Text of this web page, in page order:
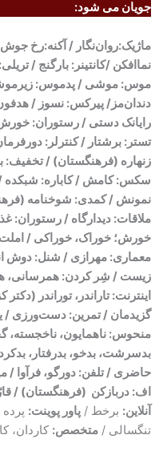
جویان می شود:
ماژیک:روان‌نگار / آکنه:رخ
نماافکن /کانتینر: بارگنج /تریلی:
موس: موشی /پدموس:
دندان‌مز/پیرکس: نسوز /
رایانک دستی /رستوران: خورش
تستر: برشتار /کنترلر:
زنهاره (فرهنگستان) /تخفیف:
سکس:کامش /کاباره: شبکده
نمونش /کمدی: شوخنامه
ملاقات: دیدارگاه /رستوران:
خورش؛ خوراک، خوراکی /
معماری: مهرازی / شنل: دوش
زیست / شِر کردن: همرسانی،
اینترنت:تاراندر، توراندر
گزیدمان /تمرین: دست‌ورزی /
منحوس: ناهمایون، ناخجسته،
بدسرشت، بدخو، بدرفتار،
حاضری /تلفن: دورگو، فرآوا /
اف: دربازکن (فرهنگستان) /
آنلاین: برخط / پاور پوینت: پرده
تنگسالی / متخصص: